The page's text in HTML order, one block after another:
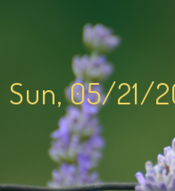
Sun, 05/21/